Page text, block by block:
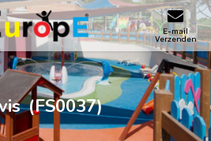
E-mail
Verzenden
(FS0037)